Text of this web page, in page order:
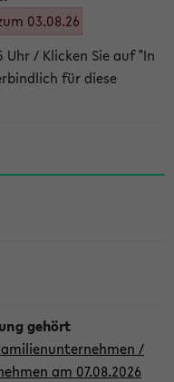
03.08.26
Uhr / Klicken Sie auf "In
für diese
/
am 07.08.2026